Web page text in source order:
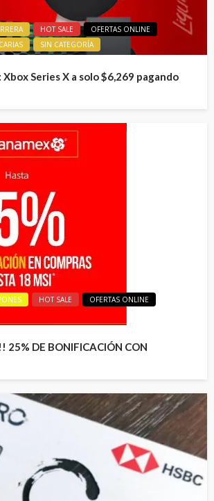
HOT SALE
OFERTAS ONLINE
SIN CATEGORÍA
Series X a solo $6,269 pagando
HOT SALE
OFERTAS ONLINE
25% DE BONIFICACIÓN CON